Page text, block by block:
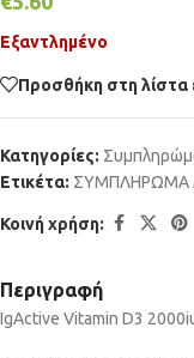
Εξαντλημένο
Προσθήκη στη λίστα
Κατηγορίες:
Ετικέτα: ΣΥΜΠΛΗΡΩΜΑ
Κοινή χρήση:
Περιγραφή
IgActive Vitamin D3